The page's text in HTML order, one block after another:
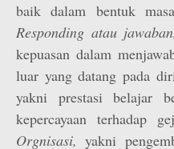
baik dalam bentuk
Responding atau
kepuasan dalam
luar yang datang pada
yakni prestasi belajar
kepercayaan terhadap
Orgnisasi,yakni